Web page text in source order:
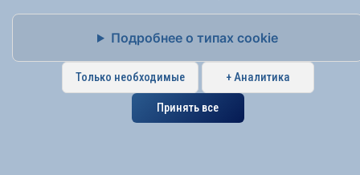
На Сайте действуетПолитика обработки персональных данных
Подробнее о типах cookie
Только необходимые + Аналитика
Принять все